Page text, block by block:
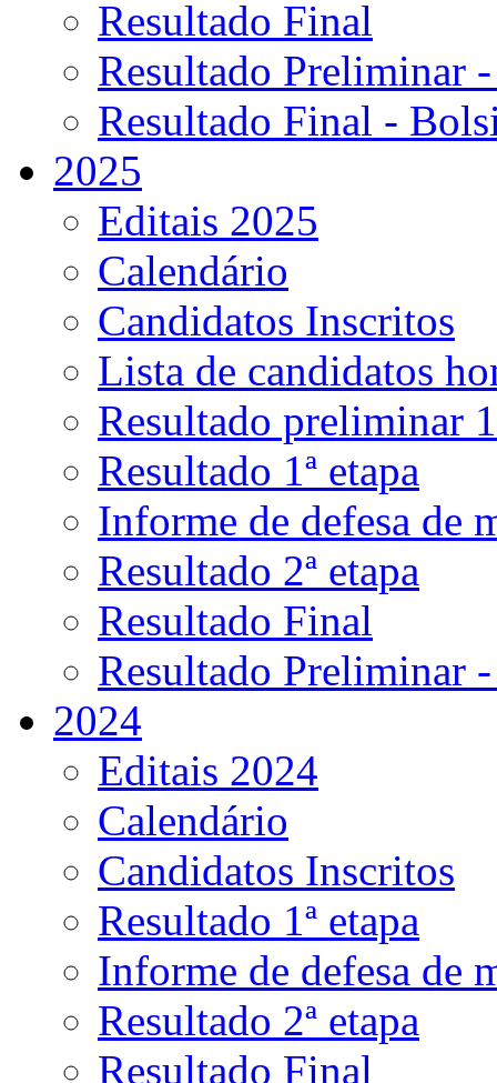
Resultado Final
Resultado Preliminar
Resultado Final -
2025
Editais 2025
Calendário
Candidatos Inscritos
Lista de candidatos
Resultado preliminar
Resultado 1ª etapa
Informe de defesa de
Resultado 2ª etapa
Resultado Final
Resultado Preliminar
2024
Editais 2024
Calendário
Candidatos Inscritos
Resultado 1ª etapa
Informe de defesa de
Resultado 2ª etapa
Resultado Final